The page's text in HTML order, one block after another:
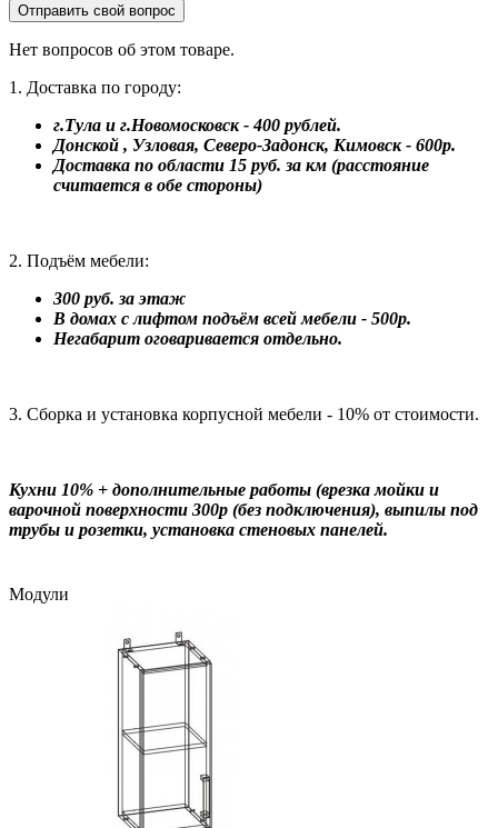
Отправить свой вопрос
Нет вопросов об этом товаре.
1. Доставка по городу:
г.Тула и г.Новомосковск - 400 рублей.
Донской , Узловая, Северо-Задонск, Кимовск - 600р.
Доставка по области 15 руб. за км (расстояние
считается в обе стороны)
2. Подъём мебели:
300 руб. за этаж
В домах с лифтом подъём всей мебели - 500р.
Негабарит оговаривается отдельно.
3. Сборка и установка корпусной мебели - 10% от стоимости.
Кухни 10% + дополнительные работы (врезка мойки и
варочной поверхности 300р (без подключения), выпилы под
трубы и розетки, установка стеновых панелей.
Модули